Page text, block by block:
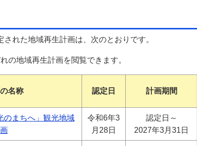
れた地域再生計画は、次のとおりです。
の地域再生計画を閲覧できます。
名称 認定日 計画期間
のまちへ」観光地域
令和6年3
月28日
認定日～
2027年3月31日